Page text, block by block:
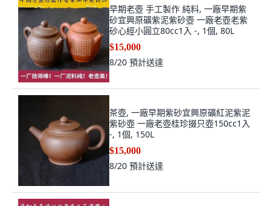
早期老壺 手工製作 純料, 一廠早期紫
砂宜興原礦紫泥紫砂壺 一廠老壺老紫
砂心經小圓立80cc1入 -, 1個, 80L
$15,000
8/20 預計送達
茶壺, 一廠早期紫砂宜興原礦紅泥紫泥
紫砂壺 一廠老壺桂珍掇只壺150cc1入
-, 1個, 150L
$15,000
8/20 預計送達